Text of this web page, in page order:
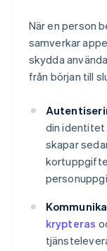
När en person
samverkar
skydda
från början till
din identitet
skapar
krypteras